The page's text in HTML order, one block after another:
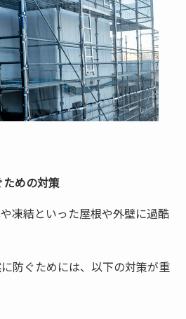
めの対策
凍結といった屋根や外壁に過酷
防ぐためには、以下の対策が重